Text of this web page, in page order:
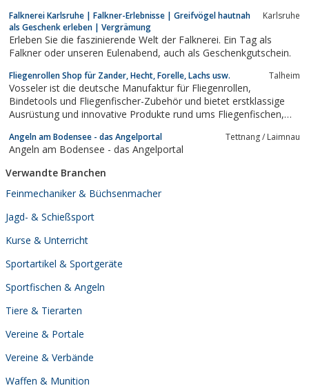
Falknerei Karlsruhe | Falkner-Erlebnisse | Greifvögel hautnah
als Geschenk erleben | Vergrämung
Karlsruhe
Erleben Sie die faszinierende Welt der Falknerei. Ein Tag als
Falkner oder unseren Eulenabend, auch als Geschenkgutschein.
Fliegenrollen Shop für Zander, Hecht, Forelle, Lachs usw. Talheim
Vosseler ist die deutsche Manufaktur für Fliegenrollen,
Bindetools und Fliegenfischer-Zubehör und bietet erstklassige
Ausrüstung und innovative Produkte rund ums Fliegenfischen,
Die Fliegenrollen werden in perfekter meisterlicher Qualität in
Deutschland...
Angeln am Bodensee - das Angelportal Tettnang / Laimnau
Angeln am Bodensee - das Angelportal
Verwandte Branchen
Feinmechaniker & Büchsenmacher
Jagd- & Schießsport
Kurse & Unterricht
Sportartikel & Sportgeräte
Sportfischen & Angeln
Tiere & Tierarten
Vereine & Portale
Vereine & Verbände
Waffen & Munition